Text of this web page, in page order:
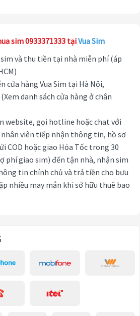
sim 0933371333 tạiVua Sim
sim và thu tiền tại nhà miễn phí (áp
cửa hàng Vua Sim tại Hà Nội,
danh sách cửa hàng ở chân
website, gọi hotline hoặc chat với
nhân viên tiếp nhận thông tin, hồ sơ
COD hoặc giao Hỏa Tốc trong 30
phí giao sim) đến tận nhà, nhận sim
tin chính chủ và trả tiền cho bưu
nhiều may mắn khi sở hữu thuê bao